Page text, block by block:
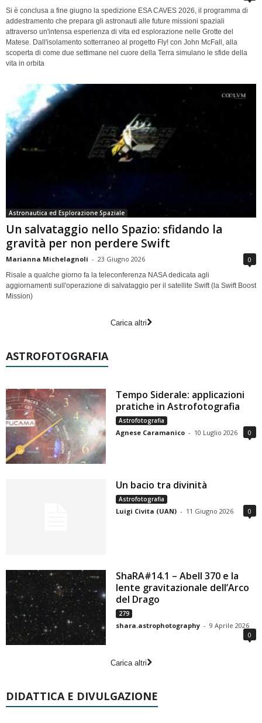
Si è conclusa a fine giugno la spedizione ESA CAVES 2026, il programma di
addestramento che prepara gli astronauti alle future missioni spaziali
attraverso un'intensa esperienza di vita ed esplorazione nelle Grotte del
Matese. Dall'isolamento sotterraneo al progetto Fly! con John McFall, alla
scoperta di come due settimane nel cuore della Terra simulano le sfide della
vita in orbita
Astronautica ed Esplorazione Spaziale
Un salvataggio nello Spazio: sfidando la
gravità per non perdere Swift
Marianna Michelagnoli - 23 Giugno 2026 0
Risale a qualche giorno fa la teleconferenza NASA dedicata agli
aggiornamenti sull'operazione di salvataggio per il satellite Swift (la Swift Boost
Mission)
Carica altri
ASTROFOTOGRAFIA
Tempo Siderale: applicazioni
pratiche in Astrofotografia
Astrofotografia
Agnese Caramanico - 10 Luglio 2026 0
Un bacio tra divinità
Astrofotografia
Luigi Civita (UAN) - 11 Giugno 2026 0
ShaRA#14.1 – Abell 370 e la
lente gravitazionale dell’Arco
del Drago
279
shara.astrophotography - 9 Aprile 2026
0
Carica altri
DIDATTICA E DIVULGAZIONE